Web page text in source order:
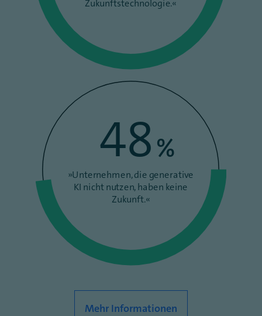
Zukunftstechnologie.«
48%
»Unternehmen, die generative
KI nicht nutzen, haben keine
Zukunft.«
Mehr Informationen